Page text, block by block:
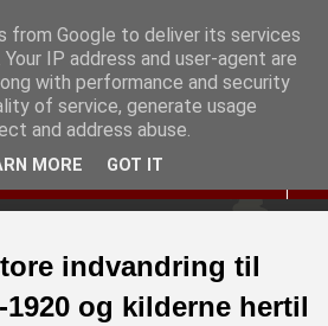
Forening
og Omegn
indvandring til
1920 og kilderne hertil
from Google to deliver its services
IP address and user-agent are
with performance and security
of service, generate usage
and address abuse.
MORE GOT IT